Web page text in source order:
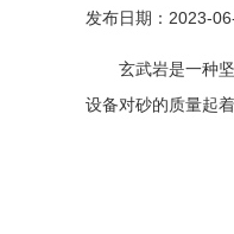
发布日期：2023-
玄武岩是一种
设备对砂的质量起